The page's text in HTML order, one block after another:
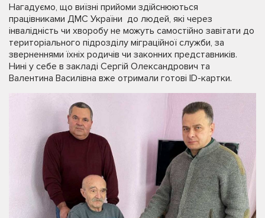
Нагадуємо, що виїзні прийоми здійснюються
працівниками ДМС України до людей, які через
інвалідність чи хворобу не можуть самостійно завітати до
територіального підрозділу міграційної служби, за
зверненнями їхніх родичів чи законних представників.
Нині у себе в закладі Сергій Олександрович та
Валентина Василівна вже отримали готові ID-картки.